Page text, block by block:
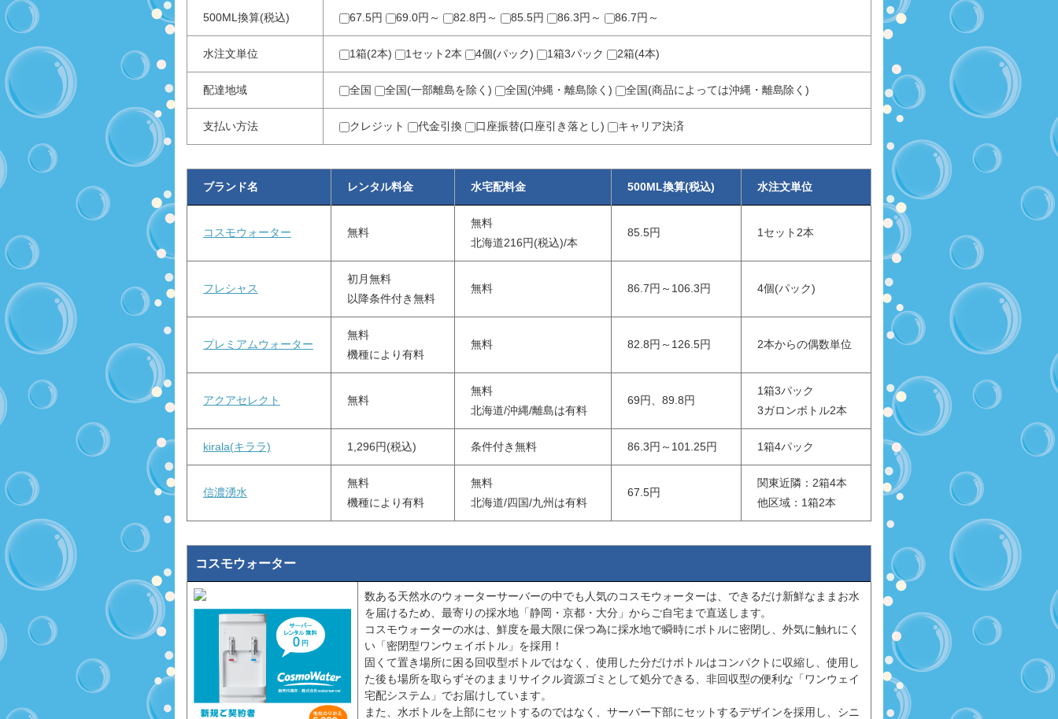
500ML換算(税込) 67.5円 69.0円～ 82.8円～ 85.5円 86.3円～ 86.7円～
水注文単位 1箱(2本) 1セット2本 4個(パック) 1箱3パック 2箱(4本)
配達地域 全国 全国(一部離島を除く) 全国(沖縄・離島除く) 全国(商品によっては沖縄・離島除く)
支払い方法 クレジット 代金引換 口座振替(口座引き落とし) キャリア決済
ブランド名 レンタル料金 水宅配料金 500ML換算(税込) 水注文単位
コスモウォーター 無料
無料
北海道216円(税込)/本
85.5円 1セット2本
フレシャス
初月無料
以降条件付き無料
無料 86.7円～106.3円 4個(パック)
プレミアムウォーター
無料
機種により有料
無料 82.8円～126.5円 2本からの偶数単位
アクアセレクト 無料
無料
北海道/沖縄/離島は有料
69円、89.8円
1箱3パック
3ガロンボトル2本
kirala(キララ) 1,296円(税込) 条件付き無料 86.3円～101.25円 1箱4パック
信濃湧水
無料
機種により有料
無料
北海道/四国/九州は有料
67.5円
関東近隣：2箱4本
他区域：1箱2本
コスモウォーター
数ある天然水のウォーターサーバーの中でも人気のコスモウォーターは、できるだけ新鮮なままお水
を届けるため、最寄りの採水地「静岡・京都・大分」からご自宅まで直送します。
コスモウォーターの水は、鮮度を最大限に保つ為に採水地で瞬時にボトルに密閉し、外気に触れにく
い「密閉型ワンウェイボトル」を採用！
固くて置き場所に困る回収型ボトルではなく、使用した分だけボトルはコンパクトに収縮し、使用し
た後も場所を取らずそのままリサイクル資源ゴミとして処分できる、非回収型の便利な「ワンウェイ
宅配システム」でお届けしています。
また、水ボトルを上部にセットするのではなく、サーバー下部にセットするデザインを採用し、シニ